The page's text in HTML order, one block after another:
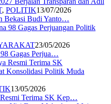
, POLITIK13/07/2026
Bekasi Budi Yanto…
23/05/2026
Gagas Perjua…
13/05/2026
Terima SK Kep…